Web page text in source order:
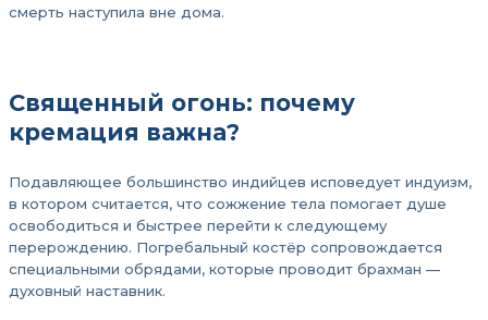
смерть наступила вне дома.
Священный огонь: почему
кремация важна?
Подавляющее большинство индийцев исповедует индуизм,
в котором считается, что сожжение тела помогает душе
освободиться и быстрее перейти к следующему
перерождению. Погребальный костёр сопровождается
специальными обрядами, которые проводит брахман —
духовный наставник.